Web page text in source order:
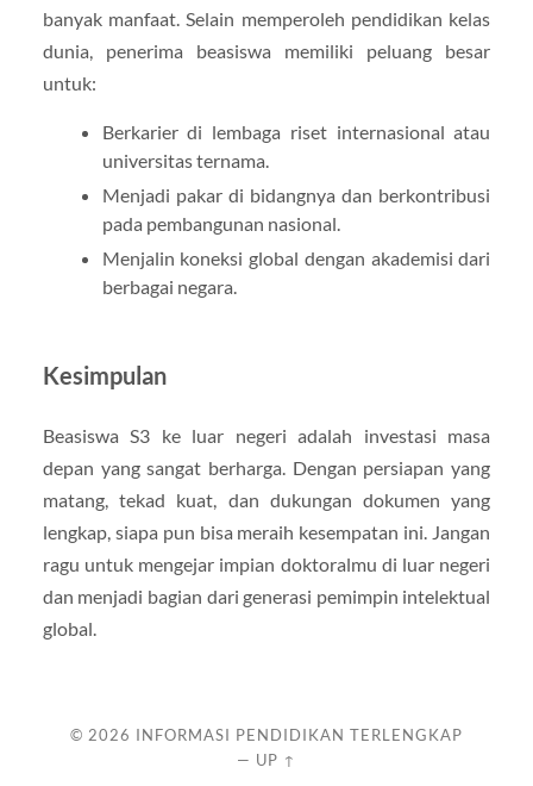
banyak manfaat. Selain memperoleh pendidikan kelas
dunia, penerima beasiswa memiliki peluang besar
untuk:
Berkarier di lembaga riset internasional atau
universitas ternama.
Menjadi pakar di bidangnya dan berkontribusi
pada pembangunan nasional.
Menjalin koneksi global dengan akademisi dari
berbagai negara.
Kesimpulan
Beasiswa S3 ke luar negeri adalah investasi masa
depan yang sangat berharga. Dengan persiapan yang
matang, tekad kuat, dan dukungan dokumen yang
lengkap, siapa pun bisa meraih kesempatan ini. Jangan
ragu untuk mengejar impian doktoralmu di luar negeri
dan menjadi bagian dari generasi pemimpin intelektual
global.
© 2026 INFORMASI PENDIDIKAN TERLENGKAP
— UP ↑